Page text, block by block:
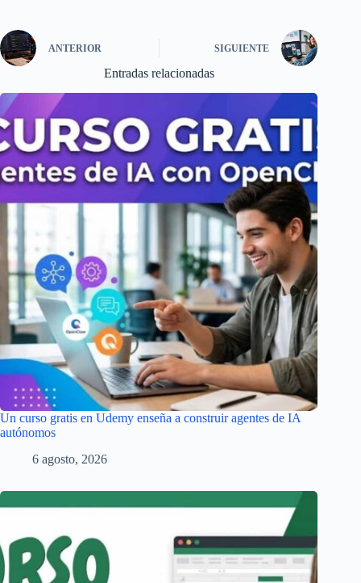
ANTERIOR SIGUIENTE
Entradas relacionadas
Un curso gratis en Udemy enseña a construir agentes de IA
autónomos
6 agosto, 2026